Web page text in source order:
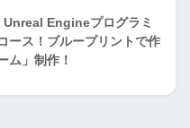
Unreal Engineプログラミ
ース！ブループリントで作
ム」制作！